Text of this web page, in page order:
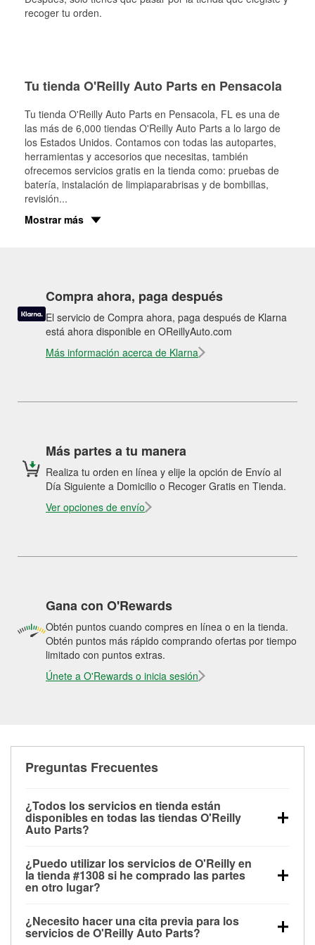
recoger tu orden.
Tu tienda O'Reilly Auto Parts en Pensacola
Tu tienda O'Reilly Auto Parts en Pensacola, FL es una de
las más de 6,000 tiendas O'Reilly Auto Parts a lo largo de
los Estados Unidos. Contamos con todas las autopartes,
herramientas y accesorios que necesitas, también
ofrecemos servicios gratis en la tienda como: pruebas de
batería, instalación de limpiaparabrisas y de bombillas,
revisión...
Mostrar más
Compra ahora, paga después
El servicio de Compra ahora, paga después de Klarna
está ahora disponible en OReillyAuto.com
Más información acerca de Klarna
Más partes a tu manera
Realiza tu orden en línea y elije la opción de Envío al
Día Siguiente a Domicilio o Recoger Gratis en Tienda.
Ver opciones de envío
Gana con O'Rewards
Obtén puntos cuando compres en línea o en la tienda.
Obtén puntos más rápido comprando ofertas por tiempo
limitado con puntos extras.
Únete a O'Rewards o inicia sesión
Preguntas Frecuentes
¿Todos los servicios en tienda están
disponibles en todas las tiendas O'Reilly
Auto Parts?
las pruebas de batería, pruebas de alternador y
motor de arranque, revisión de la luz “Check Engine”
con O'Reilly VeriScan® e instalación de
limpiaparabrisas o bombillas, están disponibles en
todas las tiendas O'Reilly Auto Parts. La tienda
¿Puedo utilizar los servicios de O'Reilly en
la tienda #1308 si he comprado las partes
en otro lugar?
de O'Reilly Auto Parts que estén disponibles en la
¿Necesito hacer una cita previa para los
servicios de O'Reilly Auto Parts?